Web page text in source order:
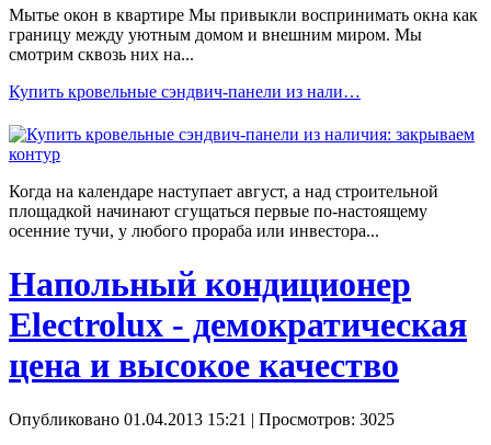
Мытье окон в квартире Мы привыкли воспринимать окна как
границу между уютным домом и внешним миром. Мы
смотрим сквозь них на...
Купить кровельные сэндвич-панели из нали…
Когда на календаре наступает август, а над строительной
площадкой начинают сгущаться первые по-настоящему
осенние тучи, у любого прораба или инвестора...
Напольный кондиционер
Еlectrolux - демократическая
цена и высокое качество
Опубликовано 01.04.2013 15:21 | Просмотров: 3025